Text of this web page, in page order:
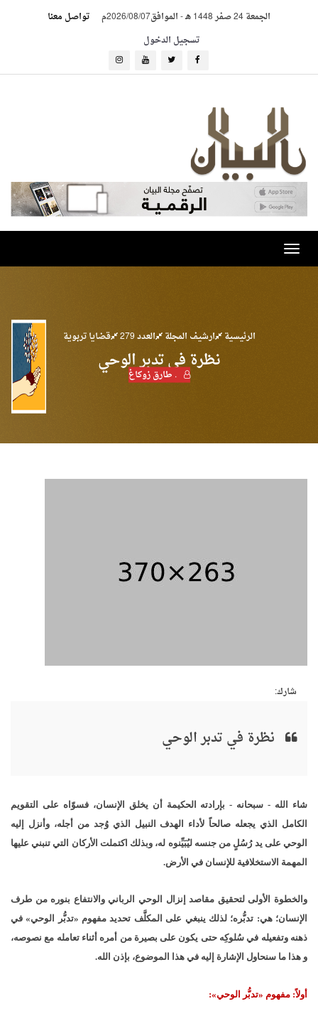
الجمعة 24 صفر 1448 هـ -الموافق2026/08/07م
تواصل معنا
تسجيل الدخول
Toggle
navigation
الرئيسية ارشيف المجلة العدد 279 قضايا تربوية
نظرة في تدبر الوحي
. طارق زوكاغ
شارك:
نظرة في تدبر الوحي
شاء الله - سبحانه - بإرادته الحكيمة أن يخلق الإنسان، فسوّاه على التقويم
الكامل الذي يجعله صالحاً لأداء الهدف النبيل الذي وُجد من أجله، وأنزل إليه
الوحي على يد رُسُلٍ من جنسه ليُبَيِّنوه له، وبذلك اكتملت الأركان التي تنبني عليها
المهمة الاستخلافية للإنسان في الأرض.
والخطوة الأولى لتحقيق مقاصد إنزال الوحي الرباني والانتفاع بنوره من طرف
الإنسان؛ هي: تدبُّره؛ لذلك ينبغي على المكلَّف تحديد مفهوم «تدبُّر الوحي» في
ذهنه وتفعيله في سُلوكِه حتى يكون على بصيرة من أمره أثناء تعامله مع نصوصه،
و هذا ما سنحاول الإشارة إليه في هذا الموضوع، بإذن الله.
أولاً: مفهوم «تدبُّر الوحي»: